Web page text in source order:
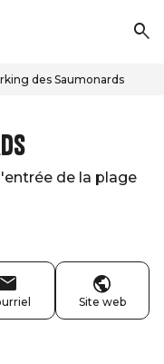
des Saumonards
de la plage
Site web